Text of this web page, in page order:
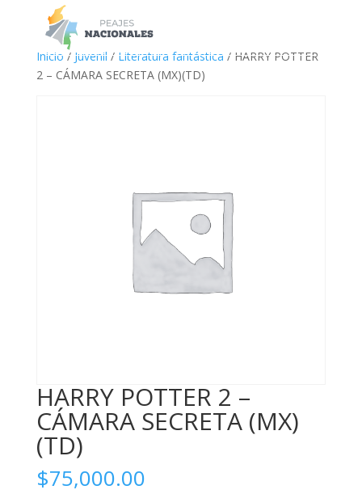
Inicio / Juvenil / Literatura fantástica / HARRY POTTER
2 – CÁMARA SECRETA (MX)(TD)
HARRY POTTER 2 –
CÁMARA SECRETA (MX)
(TD)
$75,000.00